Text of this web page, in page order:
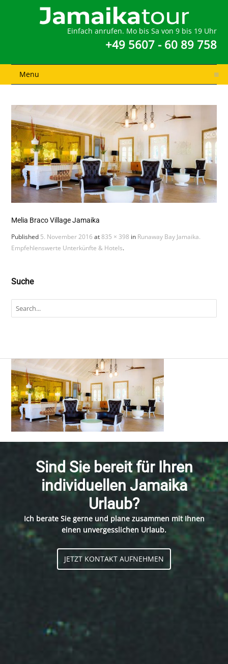
Einfach anrufen. Mo bis Sa von 9 bis 19 Uhr
+49 5607 - 60 89 758
Menu
Melia Braco Village Jamaika
Published 5. November 2016 at835 × 398 in Runaway Bay Jamaika.
Empfehlenswerte Unterkünfte & Hotels.
Suche
Sind Sie bereit für Ihren
individuellen Jamaika
Urlaub?
Ich berate Sie gerne und plane zusammen mit Ihnen
einen unvergesslichen Urlaub.
JETZT KONTAKT AUFNEHMEN